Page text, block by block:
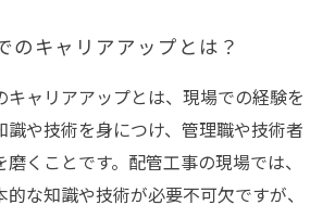
のキャリアアップとは？
キャリアアップとは、現場での経験を
識や技術を身につけ、管理職や技術者
くことです。配管工事の現場では、
な知識や技術が必要不可欠ですが、